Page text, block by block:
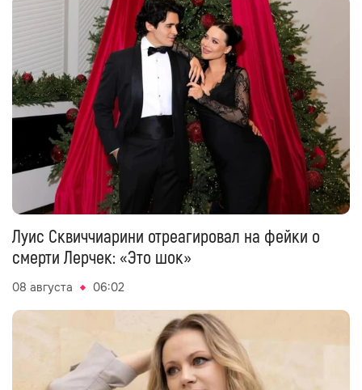
Луис Сквиччиарини отреагировал на фейки о
смерти Лерчек: «Это шок»
08 августа 06:02